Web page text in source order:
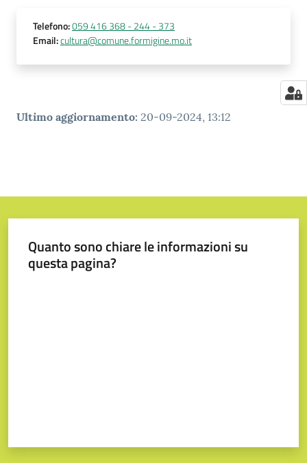
Telefono:059 416 368 - 244 - 373
Email:cultura@comune.formigine.mo.it
Ultimo aggiornamento: 20-09-2024, 13:12
Quanto sono chiare le informazioni su
questa pagina?